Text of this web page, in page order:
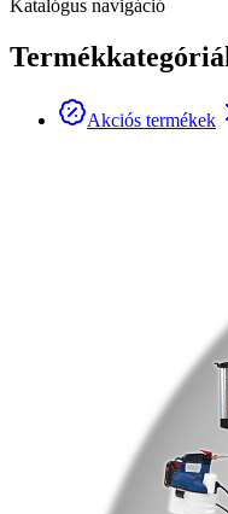
Katalógus navigáció
Akciós termékek